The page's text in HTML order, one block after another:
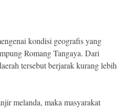
kondisi geografis yang
Romang Tangaya. Dari
tersebut berjarak kurang lebih
melanda, maka masyarakat